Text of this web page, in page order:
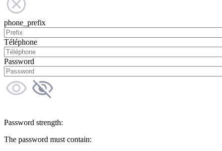
phone_prefix
Téléphone
Password
Password strength:
The password must contain: